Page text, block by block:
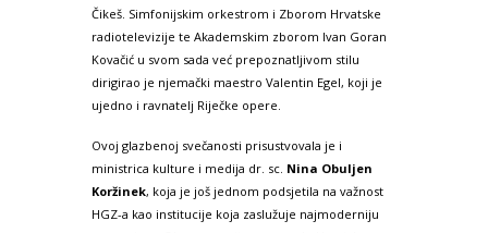
Čikeš. Simfonijskim orkestrom i Zborom Hrvatske
radiotelevizije te Akademskim zborom Ivan Goran
Kovačić u svom sada već prepoznatljivom stilu
dirigirao je njemački maestro Valentin Egel, koji je
ujedno i ravnatelj Riječke opere.
Ovoj glazbenoj svečanosti prisustvovala je i
ministrica kulture i medija dr. sc. Nina Obuljen
Koržinek, koja je još jednom podsjetila na važnost
HGZ-a kao institucije koja zaslužuje najmoderniju